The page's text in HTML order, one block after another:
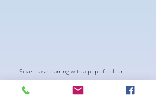
Silver base earring with a pop of colour.
Dangle cup chain style